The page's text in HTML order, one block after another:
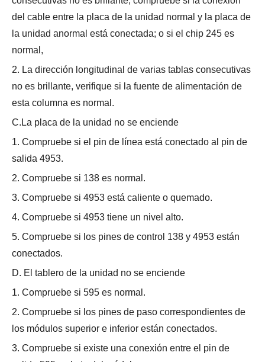
del cable entre la placa de la unidad normal y la placa de
la unidad anormal está conectada; o si el chip 245 es
normal,
2. La dirección longitudinal de varias tablas consecutivas
no es brillante, verifique si la fuente de alimentación de
esta columna es normal.
C.La placa de la unidad no se enciende
1. Compruebe si el pin de línea está conectado al pin de
salida 4953.
2. Compruebe si 138 es normal.
3. Compruebe si 4953 está caliente o quemado.
4. Compruebe si 4953 tiene un nivel alto.
5. Compruebe si los pines de control 138 y 4953 están
conectados.
D. El tablero de la unidad no se enciende
1. Compruebe si 595 es normal.
2. Compruebe si los pines de paso correspondientes de
los módulos superior e inferior están conectados.
3. Compruebe si existe una conexión entre el pin de